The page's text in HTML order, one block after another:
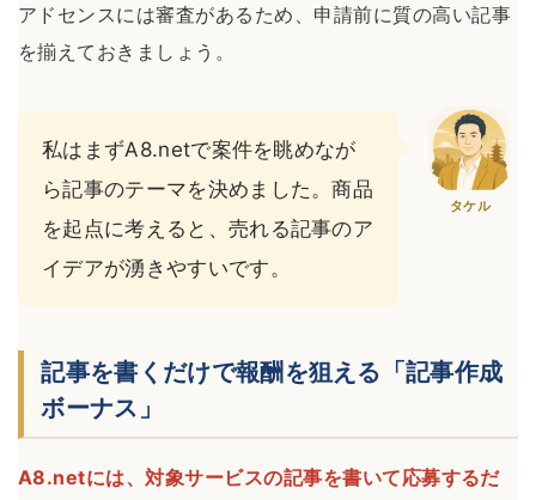
アドセンスには審査があるため、申請前に質の高い記事
を揃えておきましょう。
私はまずA8.netで案件を眺めなが
ら記事のテーマを決めました。商品
を起点に考えると、売れる記事のア
イデアが湧きやすいです。
タケル
記事を書くだけで報酬を狙える「記事作成
ボーナス」
A8.netには、対象サービスの記事を書いて応募するだ